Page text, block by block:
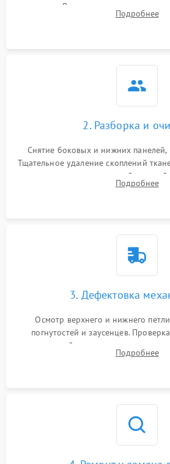
педали. Выявление пропусков
заклинивания или тупого среза
Подробнее
2. Разборка и
Снятие боковых и нижних панелей,
Тщательное удаление скоплений
очесов из зоны петлителей и
кистей, пинцета и потока
Подробнее
3. Дефектовка
Осмотр верхнего и нижнего
погнутостей и заусенцев.
кромок ножей, состояния приводного
и механизма
Подробнее